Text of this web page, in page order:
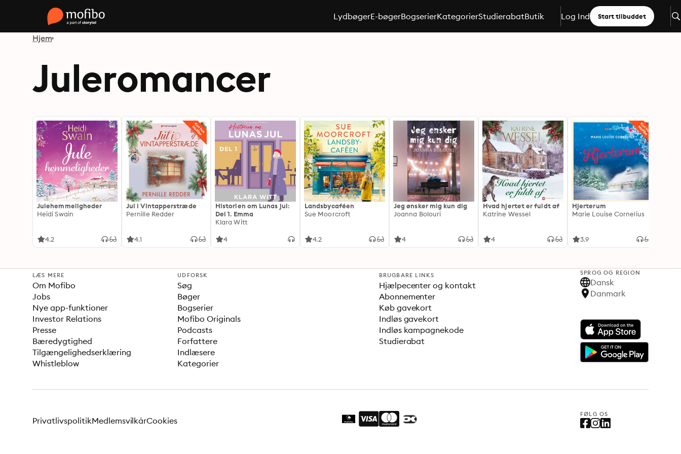
LydbøgerE-bøgerBogserierKategorierStudierabatButik Log Ind Start tilbuddet
Hjem
Juleromancer
Julehemmeligheder
Heidi Swain
4.2
Jul i Vintapperstræde
Pernille Redder
4.1
Historien om Lunas jul:
Del 1. Emma
Klara Witt
4
Landsbycaféen
Sue Moorcroft
4.2
Jeg ønsker mig kun dig
Joanna Bolouri
4
Hvad hjertet er fuldt af
Katrine Wessel
4
Hjerterum
Marie Louise Cornelius
3.9
LÆS MERE
Om Mofibo
Jobs
Nye app-funktioner
Investor Relations
Presse
Bæredygtighed
Tilgængelighedserklæring
Whistleblow
UDFORSK
Søg
Bøger
Bogserier
Mofibo Originals
Podcasts
Forfattere
Indlæsere
Kategorier
BRUGBARE LINKS
Hjælpecenter og kontakt
Abonnementer
Køb gavekort
Indløs gavekort
Indløs kampagnekode
Studierabat
SPROG OG REGION
Dansk
Danmark
FØLG OS
PrivatlivspolitikMedlemsvilkårCookies